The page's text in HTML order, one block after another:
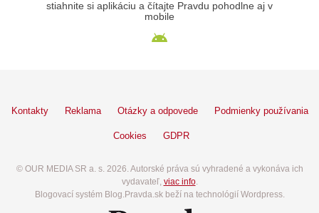
stiahnite si aplikáciu a čítajte Pravdu pohodlne aj v
mobile
Kontakty Reklama Otázky a odpovede Podmienky používania
Cookies GDPR
© OUR MEDIA SR a. s. 2026. Autorské práva sú vyhradené a vykonáva ich
vydavateľ, viac info.
Blogovací systém Blog.Pravda.sk beží na technológií Wordpress.